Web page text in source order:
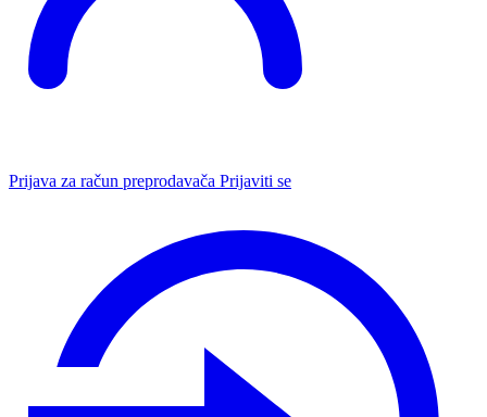
Prijava za račun preprodavača Prijaviti se